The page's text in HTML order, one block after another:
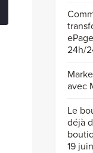
24h/
avec
Le
déjà
19